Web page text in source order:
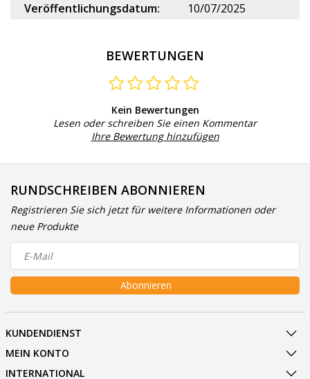
Veröffentlichungsdatum:
10/07/2025
BEWERTUNGEN
Kein Bewertungen
Lesen oder schreiben Sie einen Kommentar
Ihre Bewertung hinzufügen
RUNDSCHREIBEN ABONNIEREN
Registrieren Sie sich jetzt für weitere Informationen oder
neue Produkte
Abonnieren
KUNDENDIENST
MEIN KONTO
INTERNATIONAL